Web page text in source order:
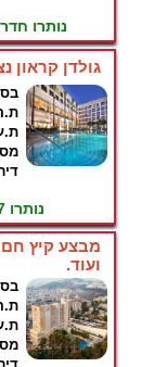
נותרו
גולדן קראון נצרת 2 לילות
נותרו 7 חדרים למבצע זה !
מבצע קיץ
ועוד.